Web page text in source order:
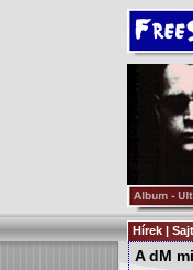
Hírek |
A dM